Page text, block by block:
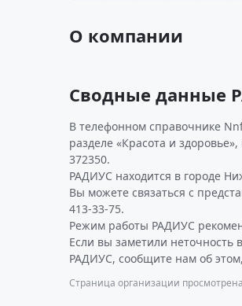
О компании
Сводные данные
В телефонном справочнике
разделе «Красота и
372350.
РАДИУС находится в городе
Вы можете связаться с
413-33-75.
Режим работы РАДИУС
Если вы заметили
РАДИУС, сообщите нам об
Страница организации